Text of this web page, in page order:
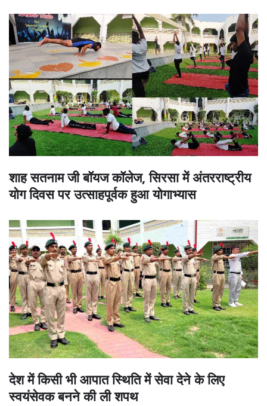
शाह सतनाम जी बॉयज कॉलेज, सिरसा में अंतरराष्ट्रीय
योग दिवस पर उत्साहपूर्वक हुआ योगाभ्यास
देश में किसी भी आपात स्थिति में सेवा देने के लिए
स्वयंसेवक बनने की ली शपथ